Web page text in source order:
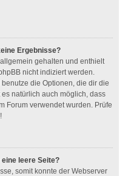
Ergebnisse?
gehalten und enthielt
nicht indiziert werden.
die Optionen, die dir die
natürlich auch möglich, dass
Forum verwendet wurden. Prüfe
leere Seite?
somit konnte der Webserver